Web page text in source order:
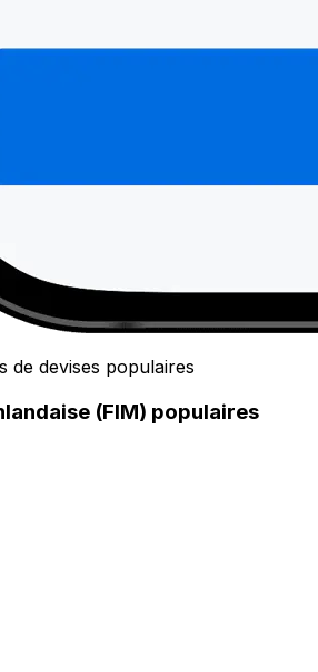
de devises populaires
(FIM) populaires